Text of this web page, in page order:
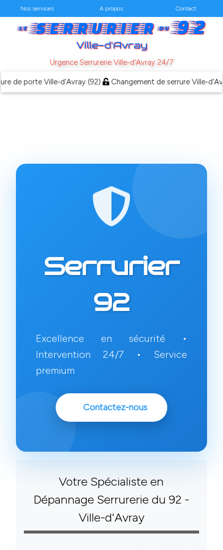
Nos services A propos Contact
leserrurierdu92
Ville-d'Avray
Urgence Serrurerie Ville-d'Avray 24/7
porte Ville-d'Avray (92) Changement de serrure Ville-
Serrurier
92
Excellence en sécurité •
Intervention 24/7 • Service
premium
Contactez-nous
Votre Spécialiste en
Dépannage Serrurerie du 92 -
Ville-d'Avray